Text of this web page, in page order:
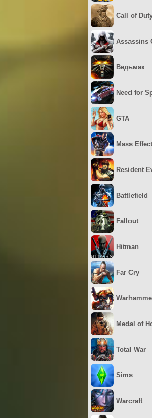
Call of
Assassins
Ведьмак
Need for
GTA
Mass Effect
Resident
Battlefield
Fallout
Hitman
Far Cry
Medal of
Total War
Sims
Warcraft